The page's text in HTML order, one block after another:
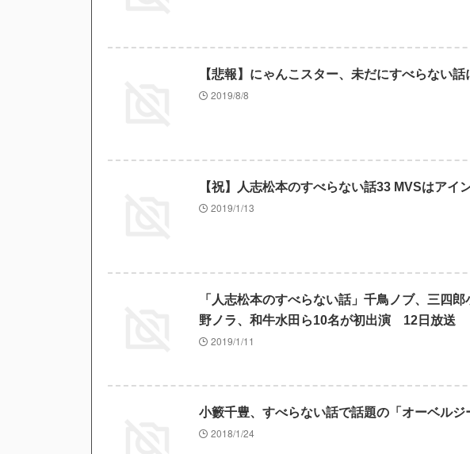
【悲報】にゃんこスター、未だにすべらない
2019/8/8
【祝】人志松本のすべらない話33 MVSはアイ
2019/1/13
「人志松本のすべらない話」千鳥ノブ、三四
野ノラ、和牛水田ら10名が初出演 12日放送
2019/1/11
小籔千豊、すべらない話で話題の「オーベル
2018/1/24